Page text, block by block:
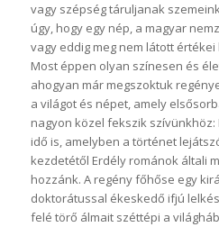
vagy szépség táruljanak
úgy, hogy egy nép, a magyar
vagy eddig meg nem látott
Most éppen olyan színesen és
ahogyan már megszoktuk
a világot és népet, amely
nagyon közel fekszik szívünkhöz:
idő is, amelyben a történet
kezdetétől Erdély románok általi
hozzánk. A regény főhőse egy
doktorátussal ékeskedő ifjú
felé törő álmait széttépi a